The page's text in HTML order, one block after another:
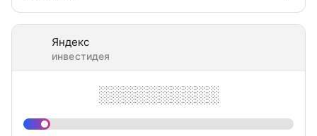
Яндекс
инвестидея
░░░░░░░░░░